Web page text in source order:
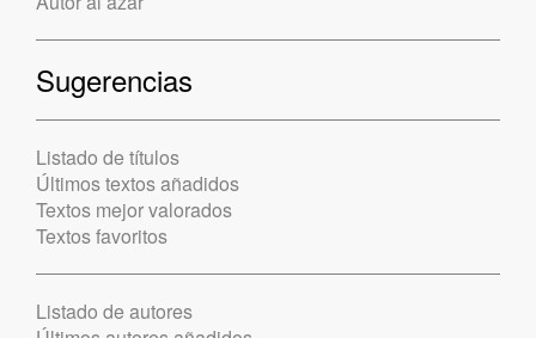
Sugerencias
Listado de títulos
Últimos textos añadidos
Textos mejor valorados
Textos favoritos
Listado de autores